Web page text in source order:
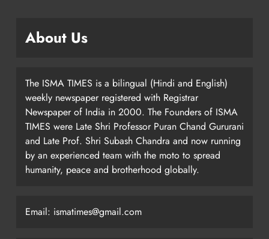
About Us
The ISMA TIMES is a bilingual (Hindi and English)
weekly newspaper registered with Registrar
Newspaper of India in 2000. The Founders of ISMA
TIMES were Late Shri Professor Puran Chand Gururani
and Late Prof. Shri Subash Chandra and now running
by an experienced team with the moto to spread
humanity, peace and brotherhood globally.
Email: ismatimes@gmail.com